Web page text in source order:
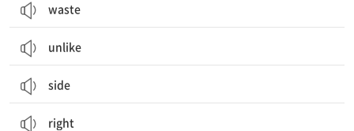
waste
unlike
side
right